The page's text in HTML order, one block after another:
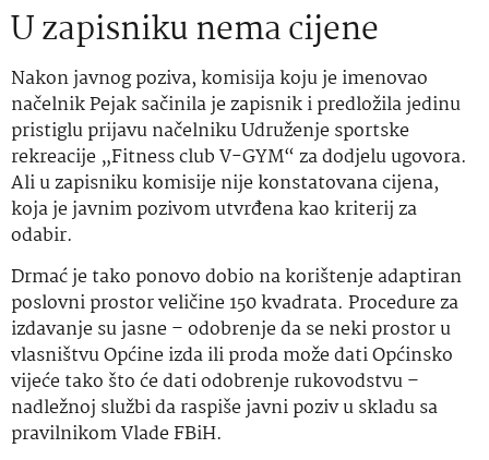
U zapisniku nema cijene
Nakon javnog poziva, komisija koju je imenovao
načelnik Pejak sačinila je zapisnik i predložila jedinu
pristiglu prijavu načelniku Udruženje sportske
rekreacije „Fitness club V-GYM“ za dodjelu ugovora.
Ali u zapisniku komisije nije konstatovana cijena,
koja je javnim pozivom utvrđena kao kriterij za
odabir.
Drmać je tako ponovo dobio na korištenje adaptiran
poslovni prostor veličine 150 kvadrata. Procedure za
izdavanje su jasne – odobrenje da se neki prostor u
vlasništvu Općine izda ili proda može dati Općinsko
vijeće tako što će dati odobrenje rukovodstvu –
nadležnoj službi da raspiše javni poziv u skladu sa
pravilnikom Vlade FBiH.